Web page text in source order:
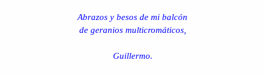
habitaré en un mundo más neutral.
Abrazos y besos de mi balcón
de geranios multicromáticos,
Guillermo.